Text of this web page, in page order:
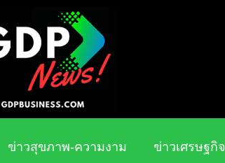
ข่าวสุขภาพ-ความงาม ข่าวเศรษฐกิจ